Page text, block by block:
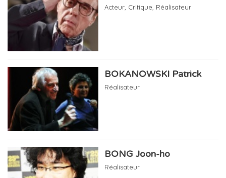
Acteur Critique Réalisateur
BOKANOWSKI Patrick
Réalisateur
BONG Joon-ho
Réalisateur